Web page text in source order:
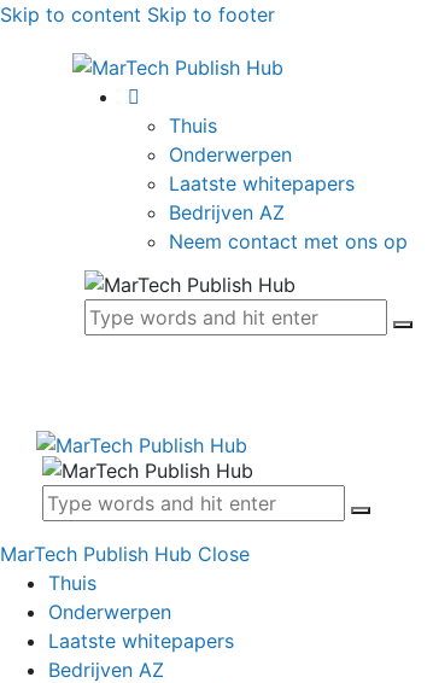
Skip to content Skip to footer
Thuis
Onderwerpen
Laatste whitepapers
Bedrijven AZ
Neem contact met ons op
MarTech Publish Hub Close
Thuis
Onderwerpen
Laatste whitepapers
Bedrijven AZ